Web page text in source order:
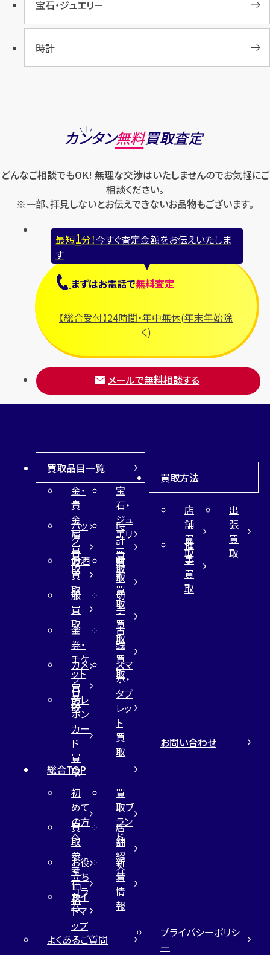
宝石・ジュエリー
時計
カンタン無料買取査定
どんなご相談でもOK! 無理な交渉はいたしませんのでお気軽にご
相談ください。
※一部、拝見しないとお伝えできないお品物もございます。
最短1分！今すぐ査定金額をお伝えいたしま
す
まずはお電話で無料査定
【総合受付】24時間・年中無休(年末年始除
く)
メールで無料相談する
買取品目一覧
金・
貴
金
属
買
取
宝
石・
ジュ
エリ
ー
買
取
バッ
グ
買
取
時
計
買
取
お酒
買
取
財
布
買
取
服
買
取
切
手
買
取
金
券・
チケ
ット
買
取
古
銭
買
取
カメ
ラ
買
取
スマ
ホ・
タブ
レッ
ト
買
取
テレ
ホン
カー
ド
買
取
買取方法
店
舗
買
取
出
張
買
取
催
事
買
取
総合TOP
初
めて
の方
へ
買
取ブ
ラン
ド
買
取
参
考
価
格
店
舗
紹
介
お役
立ち
コラ
ム
新
着
情
報
サイ
トマ
ップ
お問い合わせ
よくあるご質問
プライバシーポリシ
ー